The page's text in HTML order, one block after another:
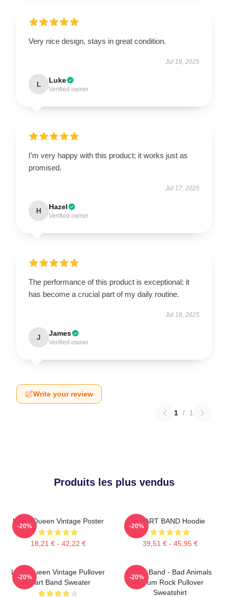
Very nice design, stays in great condition.
Jul 19, 2025
L Luke
Verified owner
I’m very happy with this product; it works just as
promised.
Jul 17, 2025
H Hazel
Verified owner
The performance of this product is exceptional; it
has become a crucial part of my daily routine.
Jul 16, 2025
J James
Verified owner
Write your review
1 / 1
Produits les plus vendus
Heart Queen Vintage Poster
18,21 € - 42,22 €
-20%
HEART BAND Hoodie
39,51 € - 45,95 €
-20%
Little Queen Vintage Pullover
Heart Band Sweater
-20%
Heart Band - Bad Animals
Album Rock Pullover
Sweatshirt
-20%